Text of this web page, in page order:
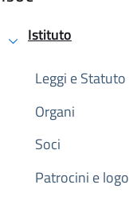
SOCI
Istituto
Attivo
Leggi e Statuto
Organi
Soci
Patrocini e logo